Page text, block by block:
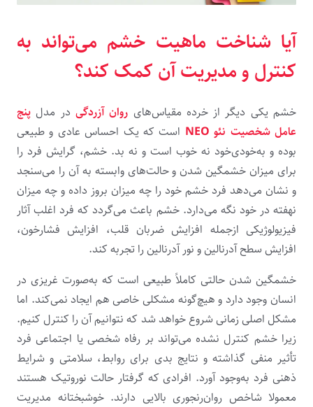
آیا شناخت ماهیت خشم می‌تواند به
کنترل و مدیریت آن کمک کند؟
خشم یکی‌ دیگر از خرده مقیاس‌های روان‌ آزردگی در مدل پنج
عامل شخصیت نئو NEO
است که یک احساس عادی و طبیعی
بوده و به‌خودی‌خود نه خوب است و نه بد. خشم، گرایش فرد را
برای میزان خشمگین شدن و حالت‌های وابسته به آن را می‌سنجد
و نشان می‌دهد فرد خشم خود را چه‌ میزان بروز داده و چه‌ میزان
نهفته در خود نگه‌ می‌دارد. خشم باعث می‌گردد که فرد اغلب آثار
فیزیولوژیکی ازجمله افزایش ضربان قلب، افزایش فشارخون،
افزایش سطح آدرنالین و نور آدرنالین را تجربه کند.
خشمگین شدن حالتی کاملاً طبیعی است که به‌صورت غریزی در
انسان وجود دارد و هیچ‌گونه مشکلی خاصی هم ایجاد نمی‌کند. اما
مشکل اصلی زمانی شروع خواهد شد که نتوانیم آن را کنترل کنیم.
زیرا خشم کنترل نشده می‌تواند بر رفاه شخصی یا اجتماعی فرد
تأثیر منفی گذاشته و نتایج بدی برای روابط، سلامتی و شرایط
ذهنی فرد به‌وجود آورد. افرادی که گرفتار حالت نوروتیک هستند
معمولا شاخص روان‌رنجوری بالایی دارند. خوشبختانه مدیریت